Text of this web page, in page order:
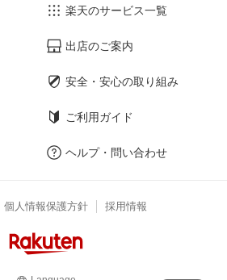
楽天のサービス一覧
出店のご案内
安全・安心の取り組み
ご利用ガイド
ヘルプ・問い合わせ
個人情報保護方針 採用情報